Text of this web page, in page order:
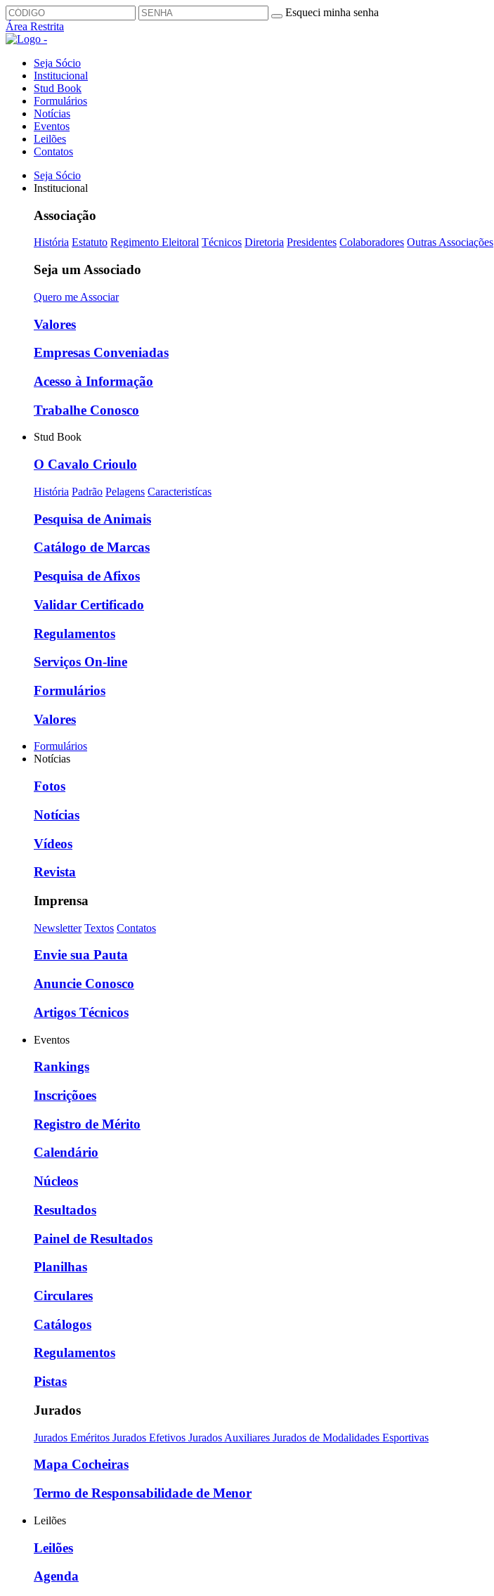
Esqueci minha senha
Área Restrita
Seja Sócio
Institucional
Stud Book
Formulários
Notícias
Eventos
Leilões
Contatos
Seja Sócio
Institucional
Associação
História Estatuto Regimento Eleitoral Técnicos Diretoria Presidentes Colaboradores Outras Associações
Seja um Associado
Quero me Associar
Valores
Empresas Conveniadas
Acesso à Informação
Trabalhe Conosco
Stud Book
O Cavalo Crioulo
História Padrão Pelagens Caracteristícas
Pesquisa de Animais
Catálogo de Marcas
Pesquisa de Afixos
Validar Certificado
Regulamentos
Serviços On-line
Formulários
Valores
Formulários
Notícias
Fotos
Notícias
Vídeos
Revista
Imprensa
Newsletter Textos Contatos
Envie sua Pauta
Anuncie Conosco
Artigos Técnicos
Eventos
Rankings
Inscriçõoes
Registro de Mérito
Calendário
Núcleos
Resultados
Painel de Resultados
Planilhas
Circulares
Catálogos
Regulamentos
Pistas
Jurados
Jurados Eméritos Jurados Efetivos Jurados Auxiliares Jurados de Modalidades Esportivas
Mapa Cocheiras
Termo de Responsabilidade de Menor
Leilões
Leilões
Agenda